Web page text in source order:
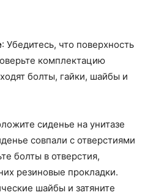
: Убедитесь, что поверхность
комплектацию
болты, гайки, шайбы и
сиденье на унитазе
совпали с отверстиями
болты в отверстия,
резиновые прокладки.
шайбы и затяните